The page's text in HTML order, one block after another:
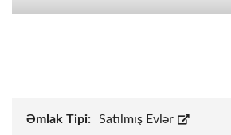
Əmlak Tipi:
Satılmış Evlər